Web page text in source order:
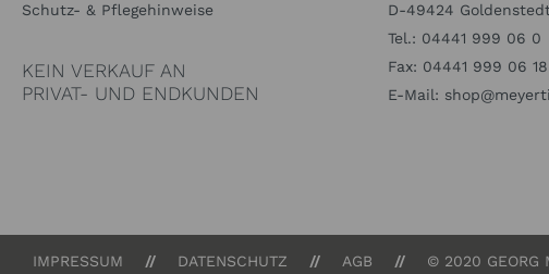
Schutz- & Pflegehinweise
KEIN VERKAUF AN
PRIVAT- UND ENDKUNDEN
D-49424
Tel.: 04441 999 06 0
Fax: 04441 999 06 18
E-Mail:
IMPRESSUM DATENSCHUTZ AGB © 2020 GEORG